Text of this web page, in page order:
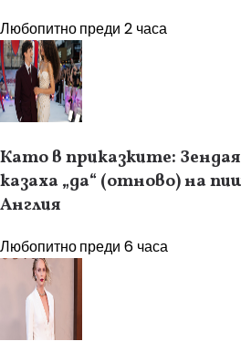
Любопитнопреди 2 часа
Като в приказките:
казаха „да“ (отново) на
Англия
Любопитнопреди 6 часа